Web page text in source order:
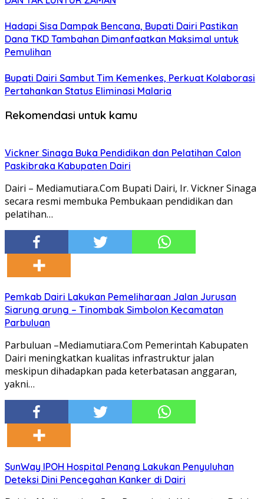
Hadapi Sisa Dampak Bencana, Bupati Dairi Pastikan
Dana TKD Tambahan Dimanfaatkan Maksimal untuk
Pemulihan
Bupati Dairi Sambut Tim Kemenkes, Perkuat Kolaborasi
Pertahankan Status Eliminasi Malaria
Rekomendasi untuk kamu
Vickner Sinaga Buka Pendidikan dan Pelatihan Calon
Paskibraka Kabupaten Dairi
Dairi – Mediamutiara.Com Bupati Dairi, Ir. Vickner Sinaga
secara resmi membuka Pembukaan pendidikan dan
pelatihan…
Pemkab Dairi Lakukan Pemeliharaan Jalan Jurusan
Siarung arung – Tinombak Simbolon Kecamatan
Parbuluan
Parbuluan –Mediamutiara.Com Pemerintah Kabupaten
Dairi meningkatkan kualitas infrastruktur jalan
meskipun dihadapkan pada keterbatasan anggaran,
yakni…
SunWay IPOH Hospital Penang Lakukan Penyuluhan
Deteksi Dini Pencegahan Kanker di Dairi